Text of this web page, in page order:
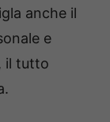
anche il
e
il tutto